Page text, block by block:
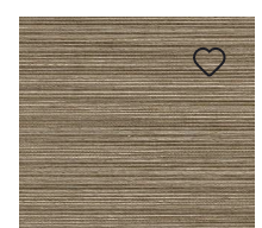
Sophie Robinson
Mirador
Momentum 5
Art of The